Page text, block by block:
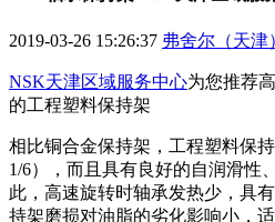
2019-03-26 15:26:37 弗舍尔（天津
NSK天津区域服务中心为您推荐
的工程塑料保持架
相比铜合金保持架，工程塑料保
1/6），而且具有良好的自润滑性
此，高速旋转时轴承发热少，具
持架磨损对油脂的劣化影响小，